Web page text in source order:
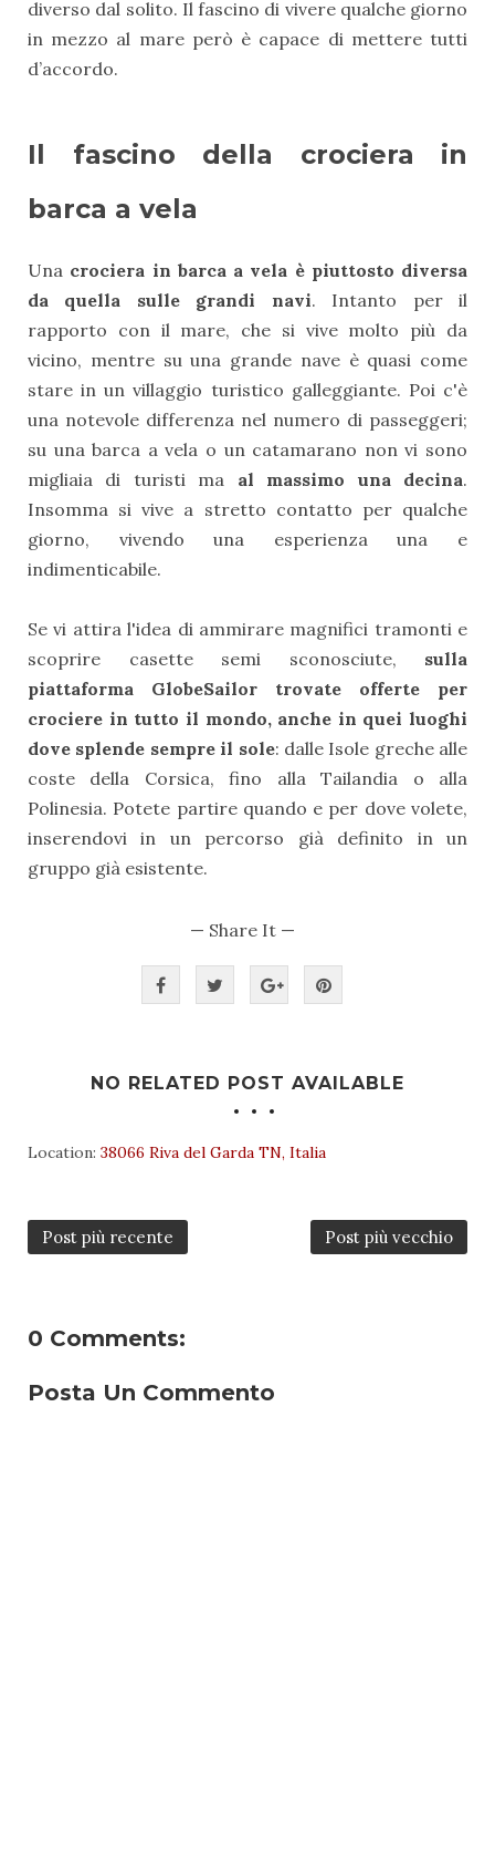
diverso dal solito. Il fascino di vivere qualche giorno
in mezzo al mare però è capace di mettere tutti
d’accordo.
Il fascino della crociera in
barca a vela
Una crociera in barca a vela è piuttosto diversa
da quella sulle grandi navi. Intanto per il
rapporto con il mare, che si vive molto più da
vicino, mentre su una grande nave è quasi come
stare in un villaggio turistico galleggiante. Poi c'è
una notevole differenza nel numero di passeggeri;
su una barca a vela o un catamarano non vi sono
migliaia di turisti ma al massimo una decina.
Insomma si vive a stretto contatto per qualche
giorno, vivendo una esperienza una e
indimenticabile.
Se vi attira l'idea di ammirare magnifici tramonti e
scoprire casette semi sconosciute, sulla
piattaforma GlobeSailor trovate offerte per
crociere in tutto il mondo, anche in quei luoghi
dove splende sempre il sole: dalle Isole greche alle
coste della Corsica, fino alla Tailandia o alla
Polinesia. Potete partire quando e per dove volete,
inserendovi in un percorso già definito in un
gruppo già esistente.
— Share It —
NO RELATED POST AVAILABLE
Location: 38066 Riva del Garda TN, Italia
Post più recente Post più vecchio
0 Comments:
Posta Un Commento